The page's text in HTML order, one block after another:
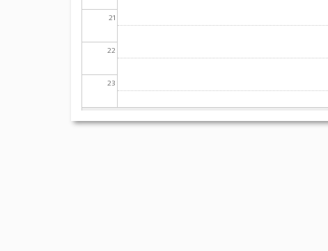
21
22
23